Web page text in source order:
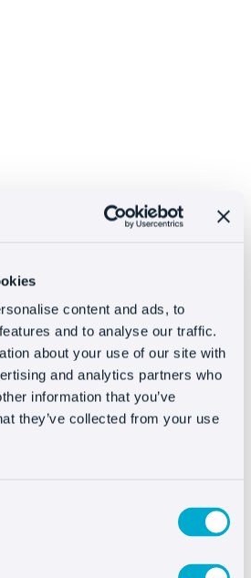
content and ads, to
and to analyse our traffic.
about your use of our site with
and analytics partners who
information that you’ve
they’ve collected from your use